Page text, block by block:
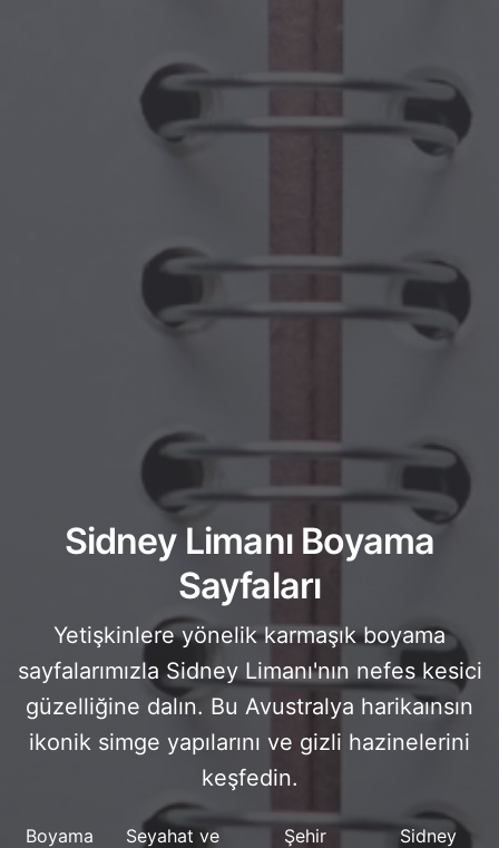
Sidney Limanı Boyama
Sayfaları
Yetişkinlere yönelik karmaşık boyama
sayfalarımızla Sidney Limanı'nın nefes kesici
güzelliğine dalın. Bu Avustralya harikaınsın
ikonik simge yapılarını ve gizli hazinelerini
keşfedin.
Boyama
Seyahat ve
Şehir
Sidney